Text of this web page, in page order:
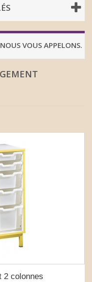
VOUS APPELONS.
2 colonnes